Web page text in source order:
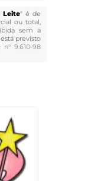
Leite" é de
ou total,
sem a
previsto
n° 9.610-98